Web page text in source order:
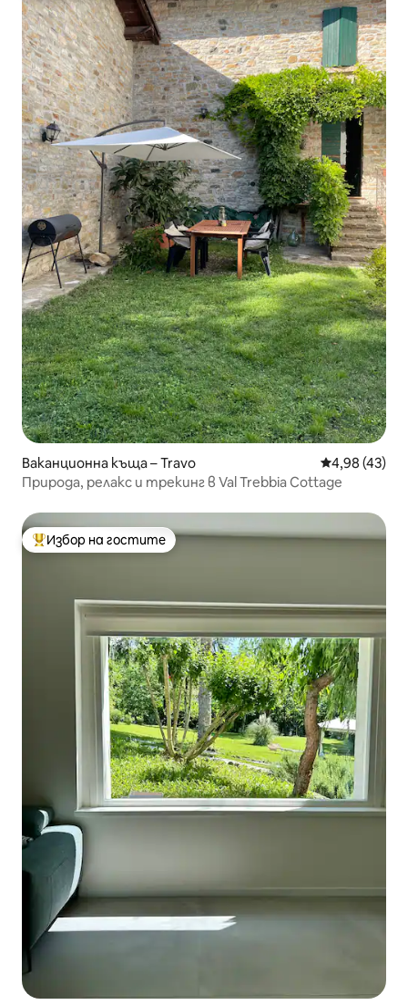
Ваканционна къща – Travo Средна
4,98 (43)
Природа, релакс и трекинг в Val Trebbia Cottage
Най-популярен избор на гостите
Избор на гостите